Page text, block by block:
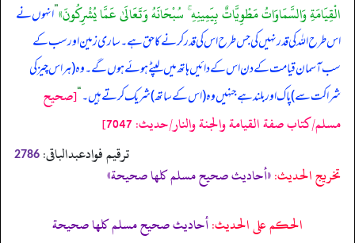
الْقِيَامَةِ وَالسَّمَاوَاتُ مَطْوِيَّاتٌ بِيَمِينِهِ ۚ سُبْحَانَهُ وَتَعَالَىٰ عَمَّا يُشْرِكُونَ»”انہوں نے
اس طرح اللہ کی قدر نہیں کی جس طرح اس کی قدر کرنے کا حق ہے۔ ساری زمین اور سب کے
سب آسمان قیامت کے دن اس کے دائیں ہاتھ میں لپٹے ہوئے ہوں گے۔ وہ (ہر اس چیز کی
شراکت سے) پاک اور بلند ہے جنہیں وہ (اس کے ساتھ) شریک کرتے ہیں۔“[صحيح
مسلم/كتاب صفة القيامة والجنة والنار/حدیث: 7047]
ترقیم فوادعبدالباقی: 2786
تخریج الحدیث:«أحاديث صحيح مسلم كلها صحيحة»
الحكم على الحديث:أحاديث صحيح مسلم كلها صحيحة